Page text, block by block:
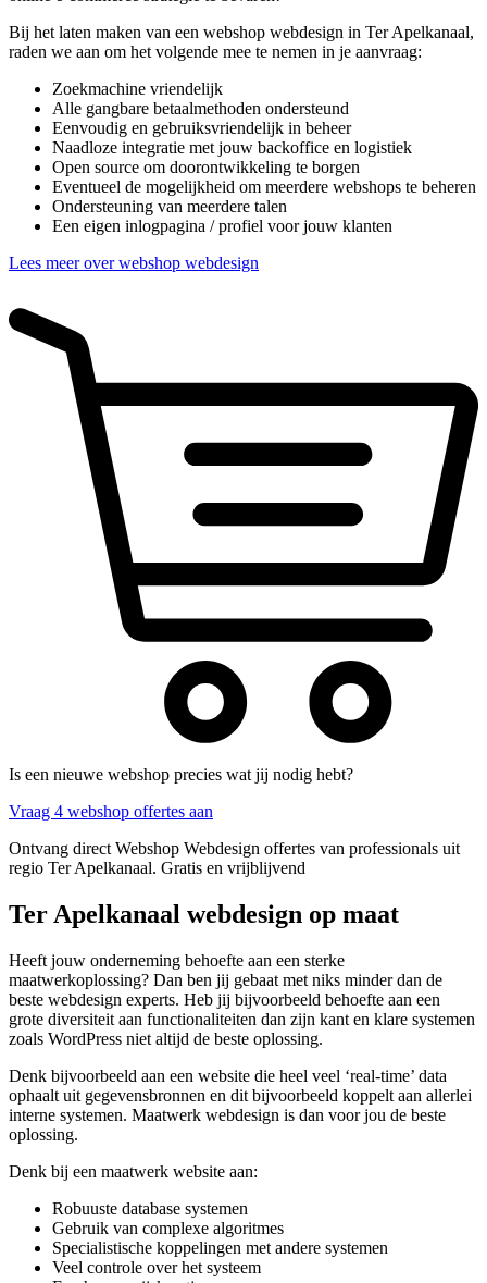
Bij het laten maken van een webshop webdesign in Ter Apelkanaal,
raden we aan om het volgende mee te nemen in je aanvraag:
Zoekmachine vriendelijk
Alle gangbare betaalmethoden ondersteund
Eenvoudig en gebruiksvriendelijk in beheer
Naadloze integratie met jouw backoffice en logistiek
Open source om doorontwikkeling te borgen
Eventueel de mogelijkheid om meerdere webshops te beheren
Ondersteuning van meerdere talen
Een eigen inlogpagina / profiel voor jouw klanten
Lees meer over webshop webdesign
Is een nieuwe webshop precies wat jij nodig hebt?
Vraag 4 webshop offertes aan
Ontvang direct Webshop Webdesign offertes van professionals uit
regio Ter Apelkanaal. Gratis en vrijblijvend
Ter Apelkanaal webdesign op maat
Heeft jouw onderneming behoefte aan een sterke
maatwerkoplossing? Dan ben jij gebaat met niks minder dan de
beste webdesign experts. Heb jij bijvoorbeeld behoefte aan een
grote diversiteit aan functionaliteiten dan zijn kant en klare systemen
zoals WordPress niet altijd de beste oplossing.
Denk bijvoorbeeld aan een website die heel veel ‘real-time’ data
ophaalt uit gegevensbronnen en dit bijvoorbeeld koppelt aan allerlei
interne systemen. Maatwerk webdesign is dan voor jou de beste
oplossing.
Denk bij een maatwerk website aan:
Robuuste database systemen
Gebruik van complexe algoritmes
Specialistische koppelingen met andere systemen
Veel controle over het systeem